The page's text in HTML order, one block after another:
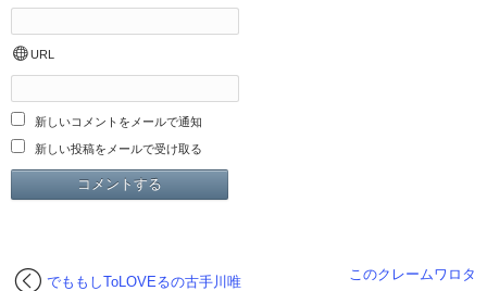
URL
新しいコメントをメールで通知
新しい投稿をメールで受け取る
このクレームワロタ
でももしToLOVEるの古手川唯